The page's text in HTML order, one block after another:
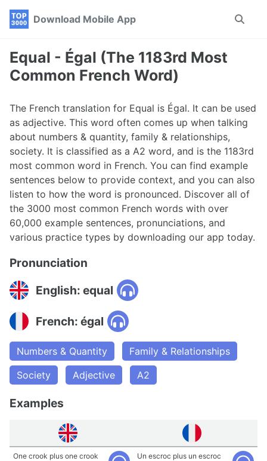
Skip
navigation
Skip
Skip
Download Mobile App
Toggle
Equal - Égal (The 1183rd Most
Common French Word)
The French translation for Equal is Égal. It can be used
as adjective. This word often comes up when talking
about numbers & quantity, family & relationships,
society. It is classified as a A2 word, and is the 1183rd
most common word in French. You can find example
sentences below to provide context, and you can also
listen to how the word is pronounced. Discover all of
the 3000 most common French words with over
60,000 example sentences, pronunciations, and
various practice types by downloading our app today.
Pronunciation
English: equal
French: égal
Numbers & Quantity
Family & Relationships
Society
Adjective A2
Examples
One crook plus one crook
Un escroc plus un escroc